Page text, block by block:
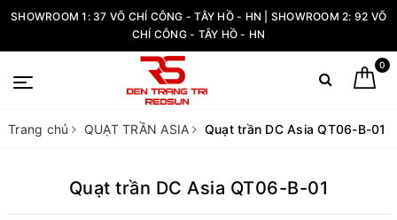
SHOWROOM 1: 37 VÕ CHÍ CÔNG - TÂY HỒ - HN | SHOWROOM 2: 92 VÕ
CHÍ CÔNG - TÂY HỒ - HN
0
Trang chủ QUẠT TRẦN ASIA Quạt trần DC Asia QT06-B-01
Quạt trần DC Asia QT06-B-01